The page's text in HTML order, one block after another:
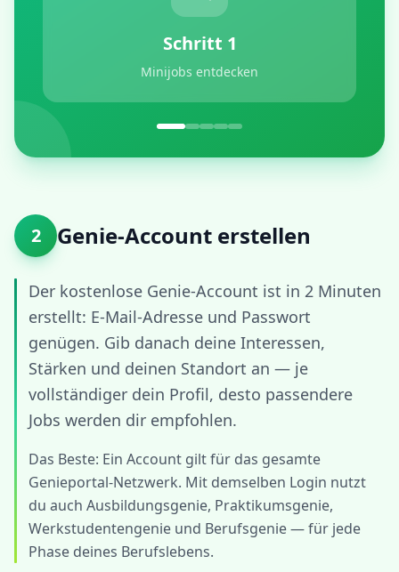
Schritt 1
Minijobs entdecken
2 Genie-Account erstellen
Der kostenlose Genie-Account ist in 2 Minuten
erstellt: E-Mail-Adresse und Passwort
genügen. Gib danach deine Interessen,
Stärken und deinen Standort an — je
vollständiger dein Profil, desto passendere
Jobs werden dir empfohlen.
Das Beste: Ein Account gilt für das gesamte
Genieportal-Netzwerk. Mit demselben Login nutzt
du auch Ausbildungsgenie, Praktikumsgenie,
Werkstudentengenie und Berufsgenie — für jede
Phase deines Berufslebens.